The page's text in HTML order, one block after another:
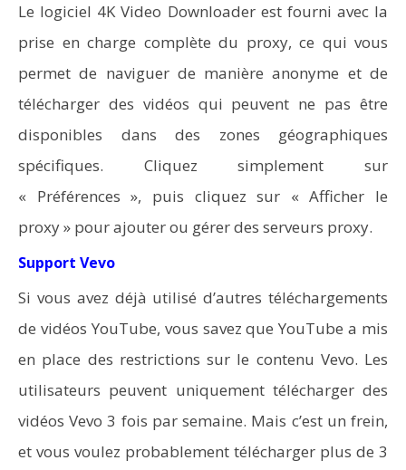
Le logiciel 4K Video Downloader est fourni avec la
prise en charge complète du proxy, ce qui vous
permet de naviguer de manière anonyme et de
télécharger des vidéos qui peuvent ne pas être
disponibles dans des zones géographiques
spécifiques. Cliquez simplement sur
« Préférences », puis cliquez sur « Afficher le
proxy » pour ajouter ou gérer des serveurs proxy.
Support Vevo
Si vous avez déjà utilisé d’autres téléchargements
de vidéos YouTube, vous savez que YouTube a mis
en place des restrictions sur le contenu Vevo. Les
utilisateurs peuvent uniquement télécharger des
vidéos Vevo 3 fois par semaine. Mais c’est un frein,
et vous voulez probablement télécharger plus de 3